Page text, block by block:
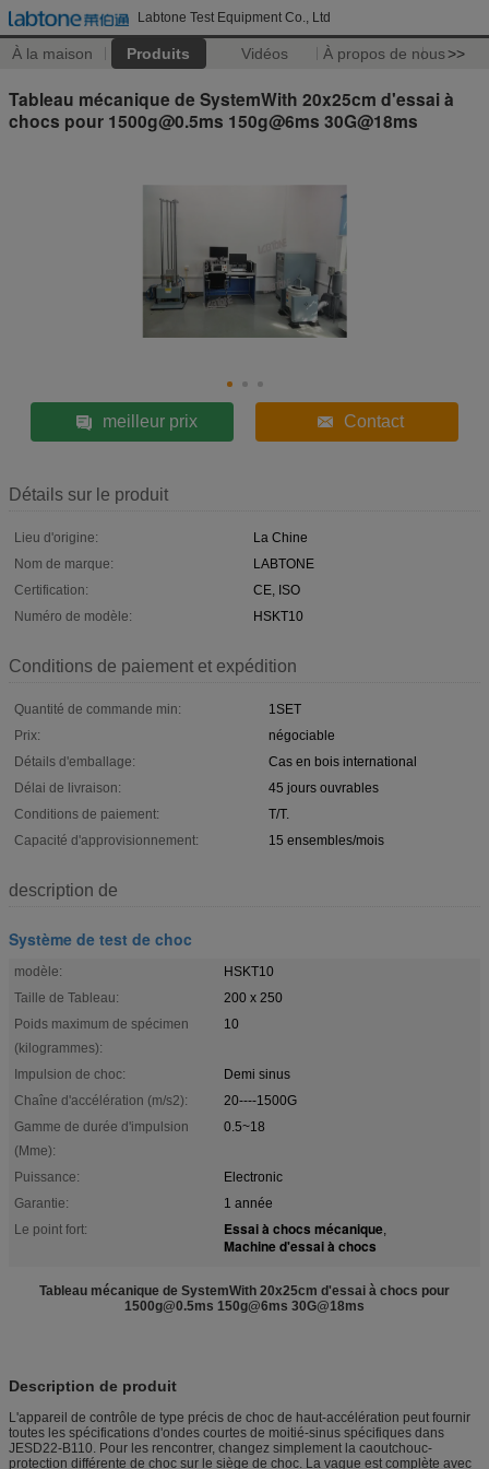
Labtone Test Equipment Co., Ltd
À la maison Produits Vidéos À propos de nous>>
Tableau mécanique de SystemWith 20x25cm d'essai à
chocs pour 1500g@0.5ms 150g@6ms 30G@18ms
meilleur prix Contact
Détails sur le produit
Lieu d'origine:
La Chine
Nom de marque:
LABTONE
Certification:
CE, ISO
Numéro de modèle:
HSKT10
Conditions de paiement et expédition
Quantité de commande min:
1SET
Prix:
négociable
Détails d'emballage:
Cas en bois international
Délai de livraison:
45 jours ouvrables
Conditions de paiement:
T/T.
Capacité d'approvisionnement:
15 ensembles/mois
description de
Système de test de choc
modèle:
HSKT10
Taille de Tableau:
200 x 250
Poids maximum de spécimen
(kilogrammes):
10
Impulsion de choc:
Demi sinus
Chaîne d'accélération (m/s2):
20----1500G
Gamme de durée d'impulsion
(Mme):
0.5~18
Puissance:
Electronic
Garantie:
1 année
Le point fort:
Essai à chocs mécanique,
Machine d'essai à chocs
Tableau mécanique de SystemWith 20x25cm d'essai à chocs pour
1500g@0.5ms 150g@6ms 30G@18ms
Description de produit
L'appareil de contrôle de type précis de choc de haut-accélération peut fournir
toutes les spécifications d'ondes courtes de moitié-sinus spécifiques dans
JESD22-B110. Pour les rencontrer, changez simplement la caoutchouc-
protection différente de choc sur le siège de choc. La vague est complète avec